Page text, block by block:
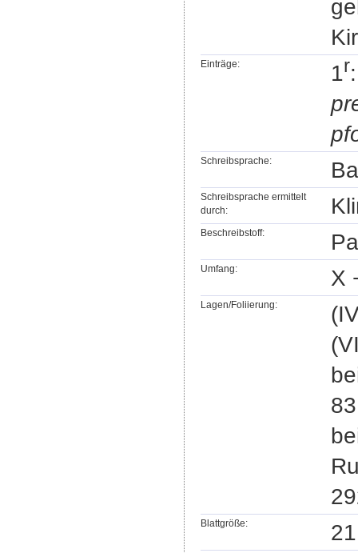
Einträge: 1r
Schreibsprache:
Schreibsprache ermittelt
durch:
Beschreibstoff:
Umfang: X
Lagen/Foliierung:
Blattgröße: